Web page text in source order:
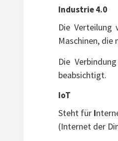
Industrie 4.0
Die
Maschinen, die
Die
beabsichtigt.
IoT
Steht für I
(Internet der